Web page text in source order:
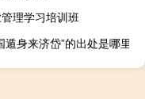
理学习培训班
遁身来济岱”的出处是哪里